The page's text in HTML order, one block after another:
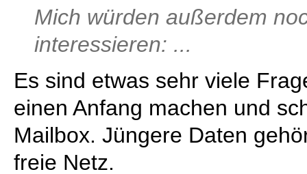
Mich würden außerdem
interessieren: ...
Es sind etwas sehr viele
einen Anfang machen und
Mailbox. Jüngere Daten
freie Netz.